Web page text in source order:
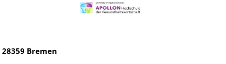
28359 Bremen